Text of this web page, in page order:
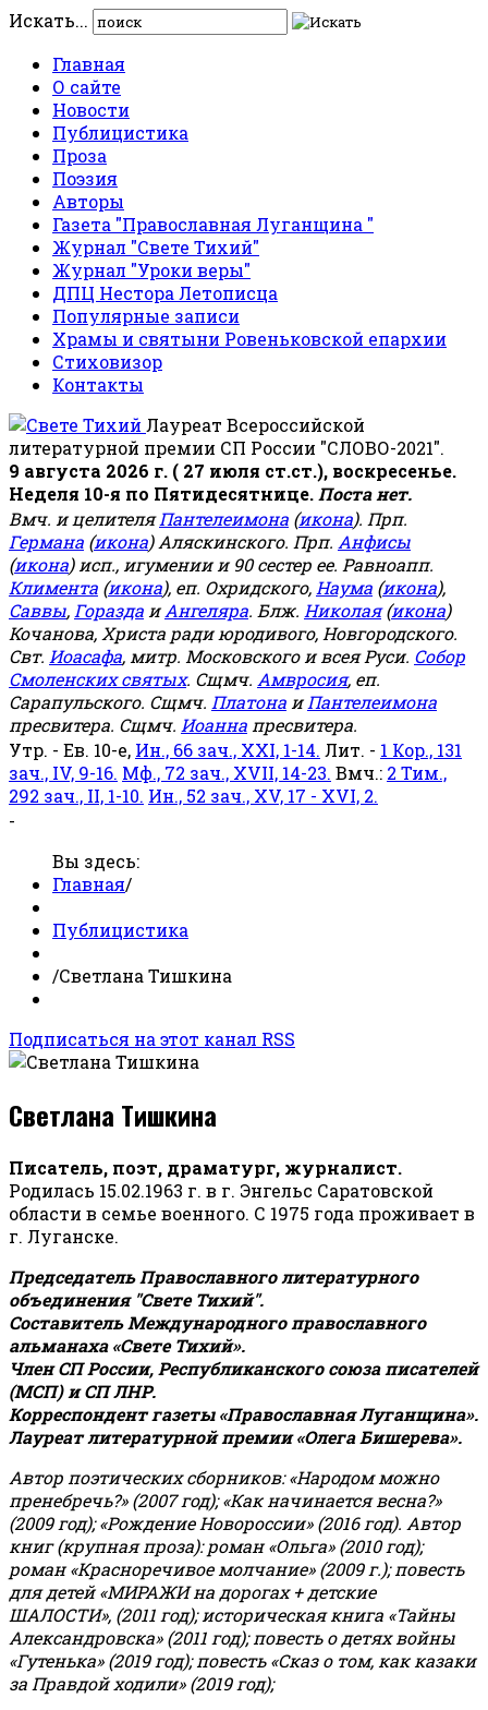
Искать...
Главная
О сайте
Новости
Публицистика
Проза
Поэзия
Авторы
Газета "Православная Луганщина "
Журнал "Свете Тихий"
Журнал "Уроки веры"
ДПЦ Нестора Летописца
Популярные записи
Храмы и святыни Ровеньковской епархии
Стиховизор
Контакты
Лауреат Всероссийской
литературной премии СП России "СЛОВО-2021".
9 августа 2026 г. ( 27 июля ст.ст.), воскресенье.
Неделя 10-я по Пятидесятнице. Поста нет.
Вмч. и целителяПантелеимона (икона). Прп.
Германа (икона) Аляскинского. Прп. Анфисы
(икона) исп., игумении и 90 сестер ее. Равноапп.
Климента (икона), еп. Охридского, Наума (икона),
Саввы, Горазда иАнгеляра. Блж. Николая(икона)
Кочанова, Христа ради юродивого, Новгородского.
Свт. Иоасафа, митр. Московского и всея Руси. Собор
Смоленских святых. Сщмч. Амвросия, еп.
Сарапульского. Сщмч. Платона иПантелеимона
пресвитера. Сщмч. Иоанна пресвитера.
Утр. - Ев. 10-е, Ин., 66 зач., XXI, 1-14. Лит. - 1 Кор., 131
зач., IV, 9-16. Мф., 72 зач., XVII, 14-23. Вмч.: 2 Тим.,
292 зач., II, 1-10. Ин., 52 зач., XV, 17 - XVI, 2.
-
Вы здесь:
Главная/
Публицистика
/Светлана Тишкина
Подписаться на этот канал RSS
Светлана Тишкина
Писатель, поэт, драматург, журналист.
Родилась 15.02.1963 г. в г. Энгельс Саратовской
области в семье военного. С 1975 года проживает в
г. Луганске.
Председатель Православного литературного
объединения "Свете Тихий".
Составитель Международного православного
альманаха «Свете Тихий».
Член СП России, Республиканского союза писателей
(МСП) и СП ЛНР.
Корреспондент газеты «Православная Луганщина».
Лауреат литературной премии «Олега Бишерева».
Автор поэтических сборников: «Народом можно
пренебречь?» (2007 год); «Как начинается весна?»
(2009 год); «Рождение Новороссии» (2016 год). Автор
книг (крупная проза): роман «Ольга» (2010 год);
роман «Красноречивое молчание» (2009 г.); повесть
для детей «МИРАЖИ на дорогах + детские
ШАЛОСТИ», (2011 год); историческая книга «Тайны
Александровска» (2011 год); повесть о детях войны
«Гутенька» (2019 год); повесть «Сказ о том, как казаки
за Правдой ходили» (2019 год);